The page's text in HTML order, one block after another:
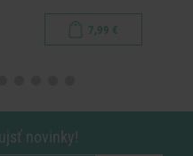
7,99 €
novinky!